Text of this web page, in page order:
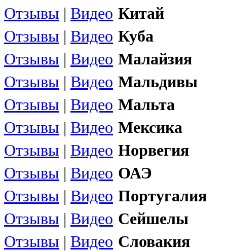
Отзывы | Видео Китай
Отзывы | Видео Куба
Отзывы | Видео Малайзия
Отзывы | Видео Мальдивы
Отзывы | Видео Мальта
Отзывы | Видео Мексика
Отзывы | Видео Норвегия
Отзывы | Видео ОАЭ
Отзывы | Видео Португалия
Отзывы | Видео Сейшелы
Отзывы | Видео Словакия